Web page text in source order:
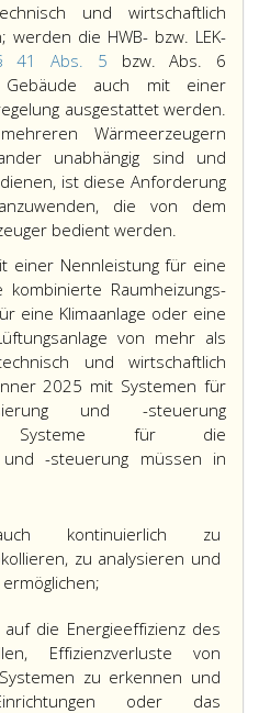
und wirtschaftlich
werden die HWB- bzw. LEK-
41 Abs. 5 bzw. Abs. 6
auch mit einer
ausgestattet werden.
Wärmeerzeugern
unabhängig sind und
ist diese Anforderung
die von dem
bedient werden.
einer Nennleistung für eine
kombinierte Raumheizungs-
eine Klimaanlage oder eine
von mehr als
und wirtschaftlich
2025 mit Systemen für
und -steuerung
Systeme für die
und -steuerung müssen in
kontinuierlich zu
zu analysieren und
die Energieeffizienz des
Effizienzverluste von
zu erkennen und
oder das